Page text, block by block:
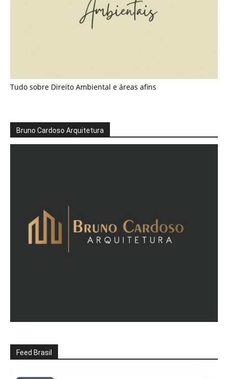
Tudo sobre Direito Ambiental e áreas afins
Bruno Cardoso Arquitetura
Feed Brasil